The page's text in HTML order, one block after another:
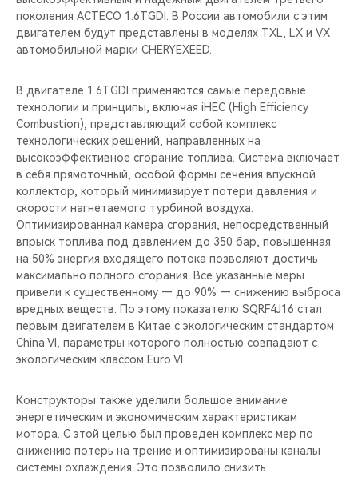
поколения ACTECO 1.6TGDI. В России автомобили с этим
двигателем будут представлены в моделях TXL, LX и VX
автомобильной марки CHERYEXEED.
В двигателе 1.6TGDI применяются самые передовые
технологии и принципы, включая iHEC (High Efficiency
Combustion), представляющий собой комплекс
технологических решений, направленных на
высокоэффективное сгорание топлива. Система включает
в себя прямоточный, особой формы сечения впускной
коллектор, который минимизирует потери давления и
скорости нагнетаемого турбиной воздуха.
Оптимизированная камера сгорания, непосредственный
впрыск топлива под давлением до 350 бар, повышенная
на 50% энергия входящего потока позволяют достичь
максимально полного сгорания. Все указанные меры
привели к существенному — до 90% — снижению выброса
вредных веществ. По этому показателю SQRF4J16 стал
первым двигателем в Китае с экологическим стандартом
China VI, параметры которого полностью совпадают с
экологическим классом Euro VI.
Конструкторы также уделили большое внимание
энергетическим и экономическим характеристикам
мотора. С этой целью был проведен комплекс мер по
снижению потерь на трение и оптимизированы каналы
системы охлаждения. Это позволило снизить